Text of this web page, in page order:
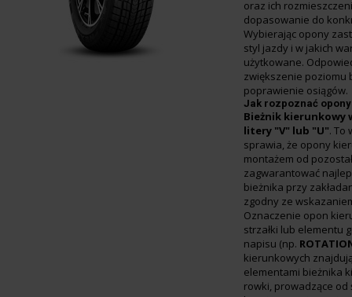
oraz ich
dopasowanie do
Wybierając opony
styl jazdy i w jakich
użytkowane.
zwiększenie poziomu
poprawienie osiągów.
Jak rozpoznać
Bieżnik kierunkowy
litery "V" lub "U". To
sprawia, że opony
montażem od
zagwarantować
bieżnika przy
zgodny ze
Oznaczenie opon
strzałki lub elementu
napisu (np.
kierunkowych
elementami bieżnika
rowki, prowadzące